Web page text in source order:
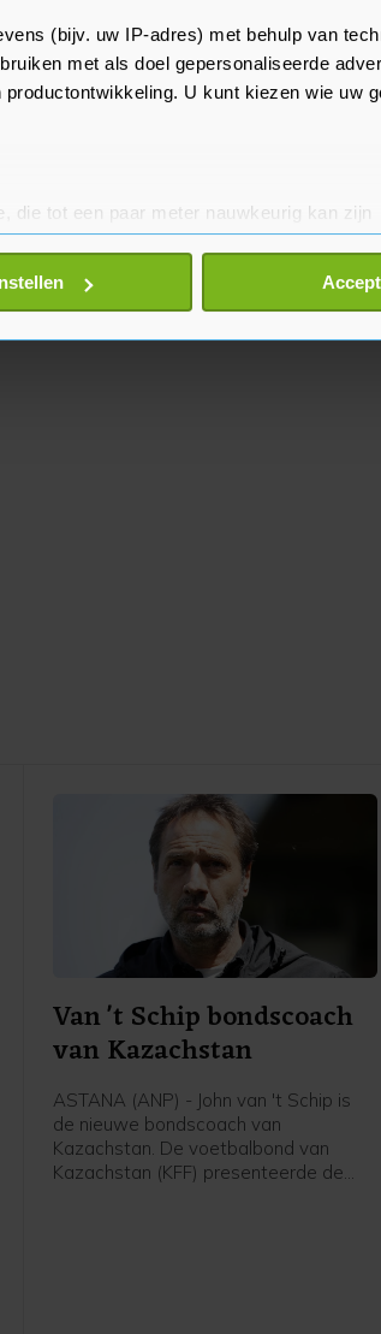
(bijv. uw IP-adres) met behulp van
met als doel gepersonaliseerde
U kunt kiezen wie uw
die tot een paar meter nauwkeurig kan zijn
op specifieke eigenschappen
en stel uw voorkeuren in het
zijn
Van 't Schip bondscoach
van Kazachstan
ASTANA (ANP) - John van 't Schip is
de nieuwe bondscoach van
Kazachstan. De voetbalbond van
Kazachstan (KFF) presenteerde de